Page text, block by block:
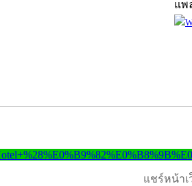
แพ
แชร์หน้าเ